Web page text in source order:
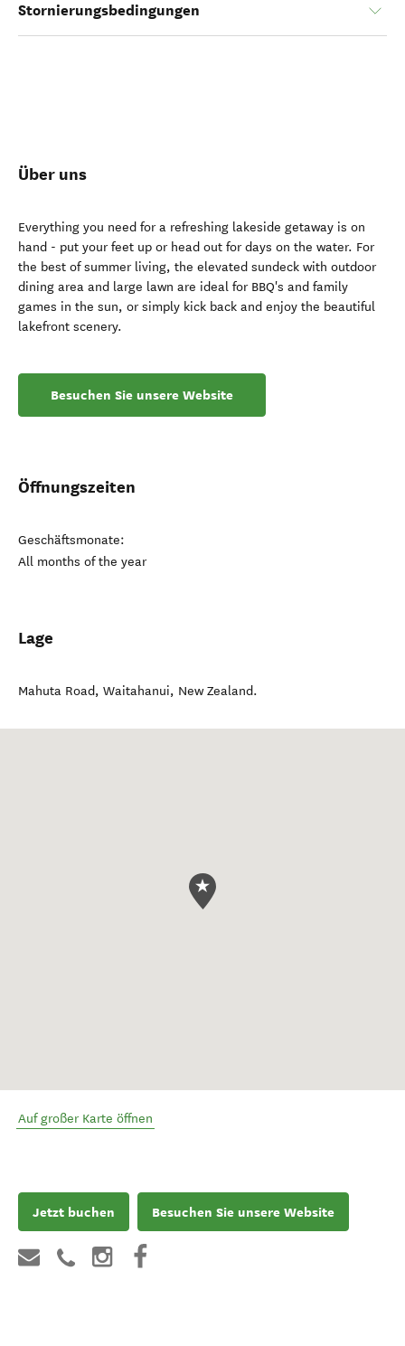
Stornierungsbedingungen
Über uns
Everything you need for a refreshing lakeside getaway is on
hand - put your feet up or head out for days on the water. For
the best of summer living, the elevated sundeck with outdoor
dining area and large lawn are ideal for BBQ's and family
games in the sun, or simply kick back and enjoy the beautiful
lakefront scenery.
Besuchen Sie unsere Website
Öffnungszeiten
Geschäftsmonate:
All months of the year
Lage
Mahuta Road, Waitahanui, New Zealand.
Auf großer Karte öffnen
Jetzt buchen Besuchen Sie unsere Website